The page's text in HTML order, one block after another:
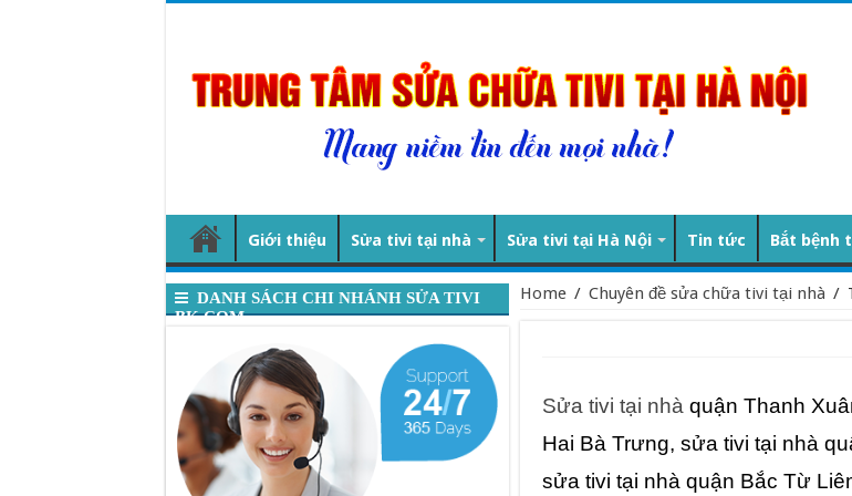
Giới thiệu Sửa tivi tại nhà Sửa tivi tại Hà Nội Tin tức Bắt bệnh
Home / Chuyên đề sửa chữa tivi tại nhà /
Sửa tivi tại nhà quận Thanh
Hai Bà Trưng, sửa tivi tại nhà
sửa tivi tại nhà quận Bắc Từ
DANH SÁCH CHI NHÁNH SỬA TIVI
BK.COM